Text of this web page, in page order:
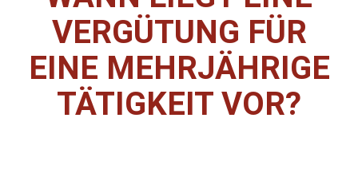
VERGÜTUNG FÜR
EINE MEHRJÄHRIGE
TÄTIGKEIT VOR?